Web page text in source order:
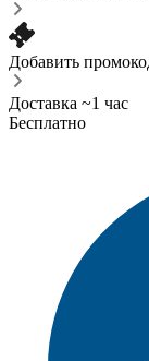
Добавить
Доставка ~1 час
Бесплатно